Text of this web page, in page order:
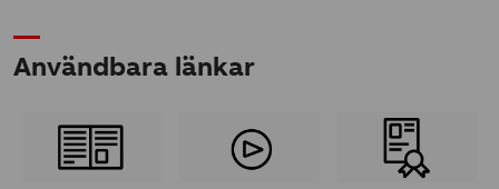
Användbara länkar